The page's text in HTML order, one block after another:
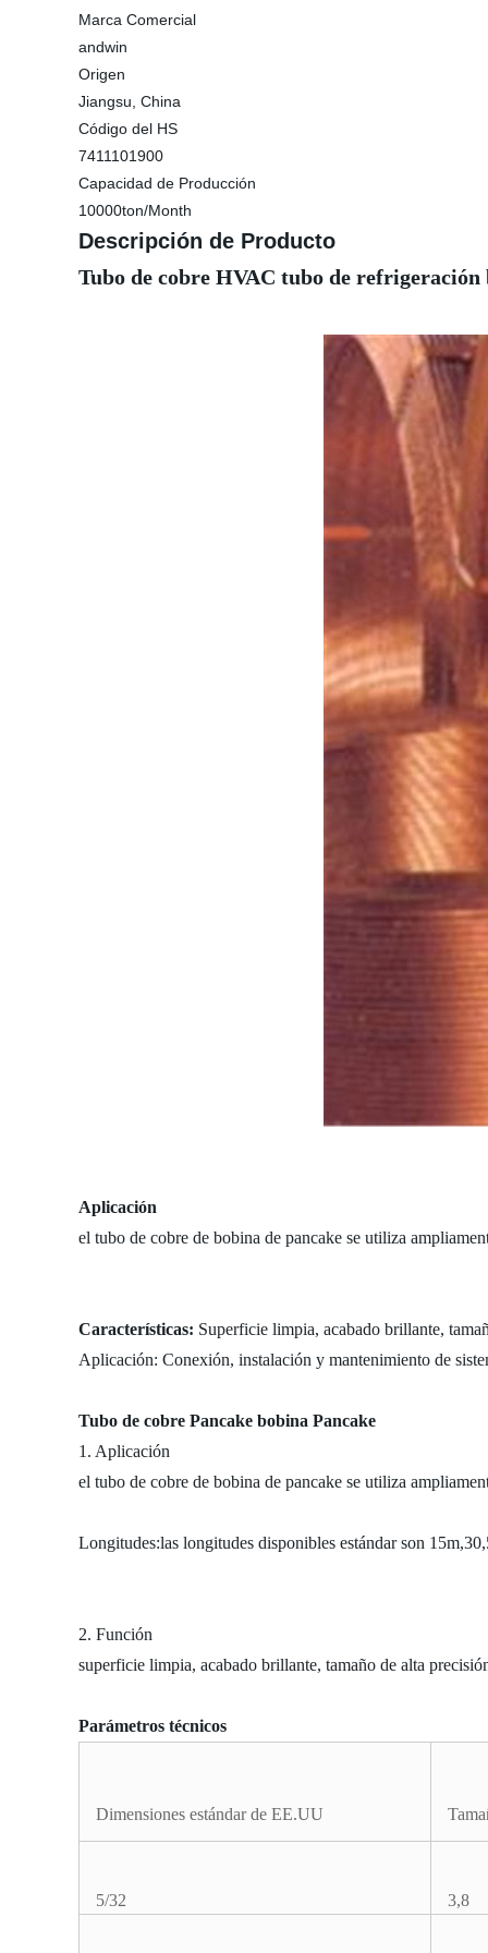
Marca Comercial
andwin
Origen
Jiangsu, China
Código del HS
7411101900
Capacidad de Producción
10000ton/Month
Descripción de Producto
Tubo de cobre HVAC tubo de
Aplicación
el tubo de cobre de bobina de pancake se utiliza
Características: Superficie limpia, acabado brillante,
Aplicación: Conexión, instalación y mantenimiento de
Tubo de cobre Pancake bobina Pancake
1. Aplicación
el tubo de cobre de bobina de pancake se utiliza
Longitudes:las longitudes disponibles estándar son
2. Función
superficie limpia, acabado brillante, tamaño de alta
Parámetros técnicos
Dimensiones estándar de EE.UU
5/32 3,8